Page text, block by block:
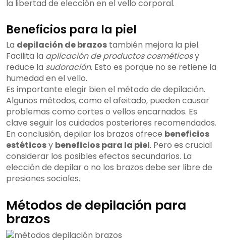
la libertad de elección en el vello corporal.
Beneficios para la piel
La depilación de brazos también mejora la piel.
Facilita la aplicación de productos cosméticosy
reduce la sudoración. Esto es porque no se retiene la
humedad en el vello.
Es importante elegir bien el método de depilación.
Algunos métodos, como el afeitado, pueden causar
problemas como cortes o vellos encarnados. Es
clave seguir los cuidados posteriores recomendados.
En conclusión, depilar los brazos ofrece beneficios
estéticosy beneficios para la piel. Pero es crucial
considerar los posibles efectos secundarios. La
elección de depilar o no los brazos debe ser libre de
presiones sociales.
Métodos de depilación para
brazos